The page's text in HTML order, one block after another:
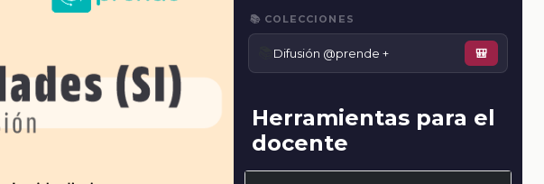
📚 COLECCIONES
Difusión @prende + 🎒
Herramientas para el
docente